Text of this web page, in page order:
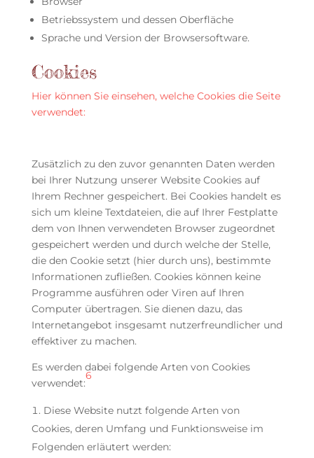
Betriebssystem und dessen Oberfläche
Sprache und Version der Browsersoftware.
Cookies
Hier können Sie einsehen, welche Cookies die Seite
verwendet:
Zusätzlich zu den zuvor genannten Daten werden
bei Ihrer Nutzung unserer Website Cookies auf
Ihrem Rechner gespeichert. Bei Cookies handelt es
sich um kleine Textdateien, die auf Ihrer Festplatte
dem von Ihnen verwendeten Browser zugeordnet
gespeichert werden und durch welche der Stelle,
die den Cookie setzt (hier durch uns), bestimmte
Informationen zufließen. Cookies können keine
Programme ausführen oder Viren auf Ihren
Computer übertragen. Sie dienen dazu, das
Internetangebot insgesamt nutzerfreundlicher und
effektiver zu machen.
Es werden dabei folgende Arten von Cookies
verwendet:
6
Diese Website nutzt folgende Arten von
Cookies, deren Umfang und Funktionsweise im
Folgenden erläutert werden: